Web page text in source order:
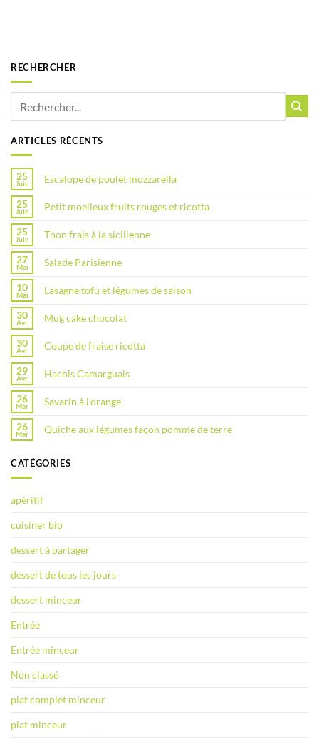
RECHERCHER
ARTICLES RÉCENTS
25
Juin Escalope de poulet mozzarella
25
Juin Petit moelleux fruits rouges et ricotta
25
Juin Thon frais à la sicilienne
27
Mai Salade Parisienne
10
Mai Lasagne tofu et légumes de saison
30
Avr Mug cake chocolat
30
Avr Coupe de fraise ricotta
29
Avr Hachis Camarguais
26
Mar Savarin à l’orange
26
Mar Quiche aux légumes façon pomme de terre
CATÉGORIES
apéritif
cuisiner bio
dessert à partager
dessert de tous les jours
dessert minceur
Entrée
Entrée minceur
Non classé
plat complet minceur
plat minceur